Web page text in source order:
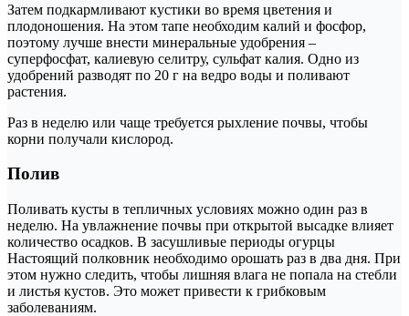
Затем подкармливают кустики во время цветения и
плодоношения. На этом тапе необходим калий и фосфор,
поэтому лучше внести минеральные удобрения –
суперфосфат, калиевую селитру, сульфат калия. Одно из
удобрений разводят по 20 г на ведро воды и поливают
растения.
Раз в неделю или чаще требуется рыхление почвы, чтобы
корни получали кислород.
Полив
Поливать кусты в тепличных условиях можно один раз в
неделю. На увлажнение почвы при открытой высадке влияет
количество осадков. В засушливые периоды огурцы
Настоящий полковник необходимо орошать раз в два дня. При
этом нужно следить, чтобы лишняя влага не попала на стебли
и листья кустов. Это может привести к грибковым
заболеваниям.